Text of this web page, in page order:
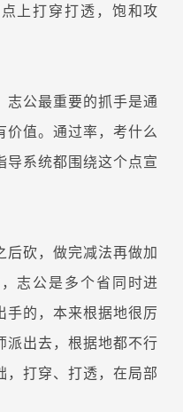
上打穿打透，饱和攻
志公最重要的抓手是通
价值。通过率，考什么
导系统都围绕这个点宣
后砍，做完减法再做加
志公是多个省同时进
手的，本来根据地很厉
派出去，根据地都不行
，打穿、打透，在局部